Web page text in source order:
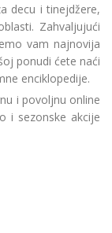
decu i tinejdžere,
Zahvaljujući
vam najnovija
ponudi ćete naći
enciklopedije.
i povoljnu online
i sezonske akcije